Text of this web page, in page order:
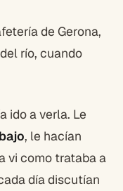
de Gerona,
río, cuando
ido a verla. Le
, le hacían
vi como trataba a
día discutían